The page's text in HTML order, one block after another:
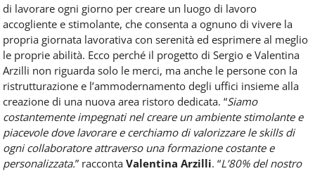
di lavorare ogni giorno per creare un luogo di lavoro
accogliente e stimolante, che consenta a ognuno di vivere la
propria giornata lavorativa con serenità ed esprimere al meglio
le proprie abilità. Ecco perché il progetto di Sergio e Valentina
Arzilli non riguarda solo le merci, ma anche le persone con la
ristrutturazione e l’ammodernamento degli uffici insieme alla
creazione di una nuova area ristoro dedicata. “Siamo
costantemente impegnati nel creare un ambiente stimolante e
piacevole dove lavorare e cerchiamo di valorizzare le skills di
ogni collaboratore attraverso una formazione costante e
personalizzata.” racconta Valentina Arzilli. “L’80% del nostro